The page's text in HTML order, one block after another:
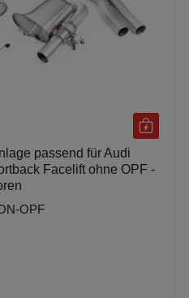
passend für Audi
Facelift ohne OPF -
OPF